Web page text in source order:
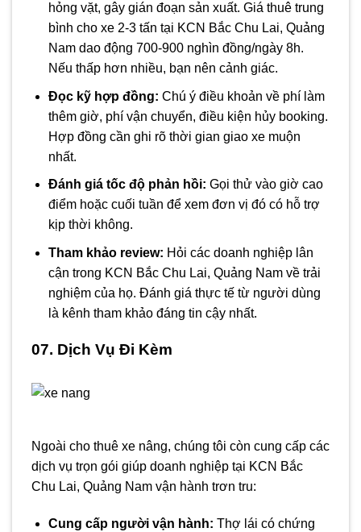
hỏng vặt, gây gián đoạn sản xuất. Giá thuê trung
bình cho xe 2-3 tấn tại KCN Bắc Chu Lai, Quảng
Nam dao động 700-900 nghìn đồng/ngày 8h.
Nếu thấp hơn nhiều, bạn nên cảnh giác.
Đọc kỹ hợp đồng: Chú ý điều khoản về phí làm
thêm giờ, phí vận chuyển, điều kiện hủy booking.
Hợp đồng cần ghi rõ thời gian giao xe muộn
nhất.
Đánh giá tốc độ phản hồi: Gọi thử vào giờ cao
điểm hoặc cuối tuần để xem đơn vị đó có hỗ trợ
kịp thời không.
Tham khảo review: Hỏi các doanh nghiệp lân
cận trong KCN Bắc Chu Lai, Quảng Nam về trải
nghiệm của họ. Đánh giá thực tế từ người dùng
là kênh tham khảo đáng tin cậy nhất.
07. Dịch Vụ Đi Kèm
Ngoài cho thuê xe nâng, chúng tôi còn cung cấp các
dịch vụ trọn gói giúp doanh nghiệp tại KCN Bắc
Chu Lai, Quảng Nam vận hành trơn tru:
Cung cấp người vận hành: Thợ lái có chứng